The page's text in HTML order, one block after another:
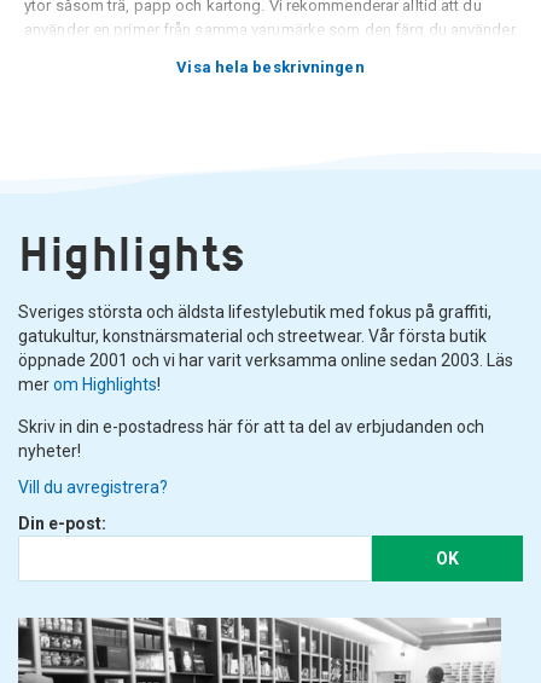
ytor såsom trä, papp och kartong. Vi rekommenderar alltid att du
använder en primer från samma varumärke som den färg du använder
de fungerar bra tillsammans.
Primer för metall:Montana Tech T2400 Metal
Primer för aluminium:Montana Tech T2450
aluminium Primer 400ml
Primer för plast:
Primer för frigolit: Montana Tech T2200 Styrofoam
Primer 400ml
Gesso - Sprayprimer för canvas
Gesso används som en typ av primer för canvas och målardukar.
Du hittar vanlig gesso i kategorinMålarmedium.
Visa hela beskrivningen
Highlights
Sveriges största och äldsta lifestylebutik med fokus på graffiti,
gatukultur, konstnärsmaterial och streetwear. Vår första butik
öppnade 2001 och vi har varit verksamma online sedan 2003. Läs
merom Highlights!
Skriv in din e-postadress här för att ta del av erbjudanden och
nyheter!
Vill du avregistrera?
Din e-post:
OK